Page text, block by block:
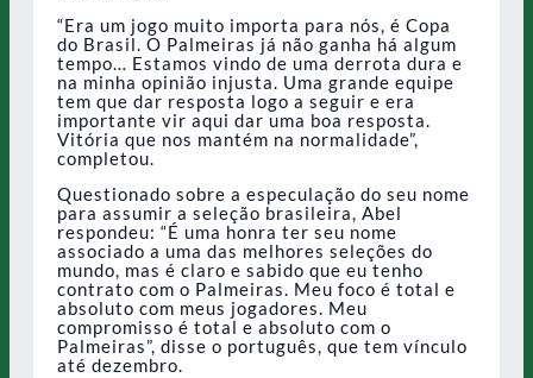
“Era um jogo muito importa para nós, é Copa
do Brasil. O Palmeiras já não ganha há algum
tempo… Estamos vindo de uma derrota dura e
na minha opinião injusta. Uma grande equipe
tem que dar resposta logo a seguir e era
importante vir aqui dar uma boa resposta.
Vitória que nos mantém na normalidade”,
completou.
Questionado sobre a especulação do seu nome
para assumir a seleção brasileira, Abel
respondeu: “É uma honra ter seu nome
associado a uma das melhores seleções do
mundo, mas é claro e sabido que eu tenho
contrato com o Palmeiras. Meu foco é total e
absoluto com meus jogadores. Meu
compromisso é total e absoluto com o
Palmeiras”, disse o português, que tem vínculo
até dezembro.